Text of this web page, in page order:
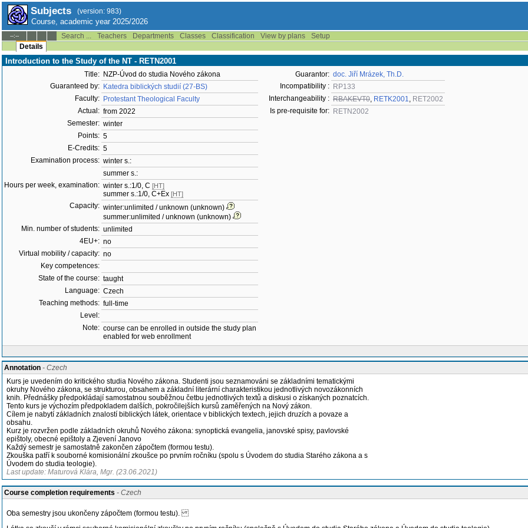
Subjects (version: 983)
Course, academic year 2025/2026
--:-- Search ... Teachers Departments Classes Classification View by plans
Setup
Details
Introduction to the Study of the NT - RETN2001
Title: NZP-Úvod do studia Nového zákona
Guaranteed by: Katedra biblických studií (27-BS)
Faculty: Protestant Theological Faculty
Actual: from 2022
Semester: winter
Points: 5
E-Credits: 5
Examination process: winter s.:
summer s.:
Hours per week, examination: winter s.:1/0, C [HT]
summer s.:1/0, C+Ex [HT]
Capacity: winter:unlimited / unknown (unknown)
summer:unlimited / unknown (unknown)
Min. number of students: unlimited
4EU+: no
Virtual mobility / capacity: no
Key competences:
State of the course: taught
Language: Czech
Teaching methods: full-time
Level:
Note: course can be enrolled in outside the study plan
enabled for web enrollment
Guarantor: doc. Jiří Mrázek, Th.D.
Incompatibility : RP133
Interchangeability : RBAKEVT0, RETK2001, RET2002
Is pre-requisite for: RETN2002
Annotation - Czech
Kurs je uvedením do kritického studia Nového zákona. Studenti jsou seznamováni se základními tematickými
okruhy Nového zákona, se strukturou, obsahem a základní literární charakteristikou jednotlivých novozákonních
knih. Přednášky předpokládají samostatnou souběžnou četbu jednotlivých textů a diskusi o získaných poznatcích.
Tento kurs je výchozím předpokladem dalších, pokročilejších kursů zaměřených na Nový zákon.
Cílem je nabytí základních znalostí biblických látek, orientace v biblických textech, jejich druzích a povaze a
obsahu.
Kurz je rozvržen podle základních okruhů Nového zákona: synoptická evangelia, janovské spisy, pavlovské
epištoly, obecné epištoly a Zjevení Janovo
Každý semestr je samostatně zakončen zápočtem (formou testu).
Zkouška patří k souborné komisionální zkoušce po prvním ročníku (spolu s Úvodem do studia Starého zákona a s
Úvodem do studia teologie).
Last update: Maturová Klára, Mgr. (23.06.2021)
Course completion requirements - Czech
Oba semestry jsou ukončeny zápočtem (formou testu).